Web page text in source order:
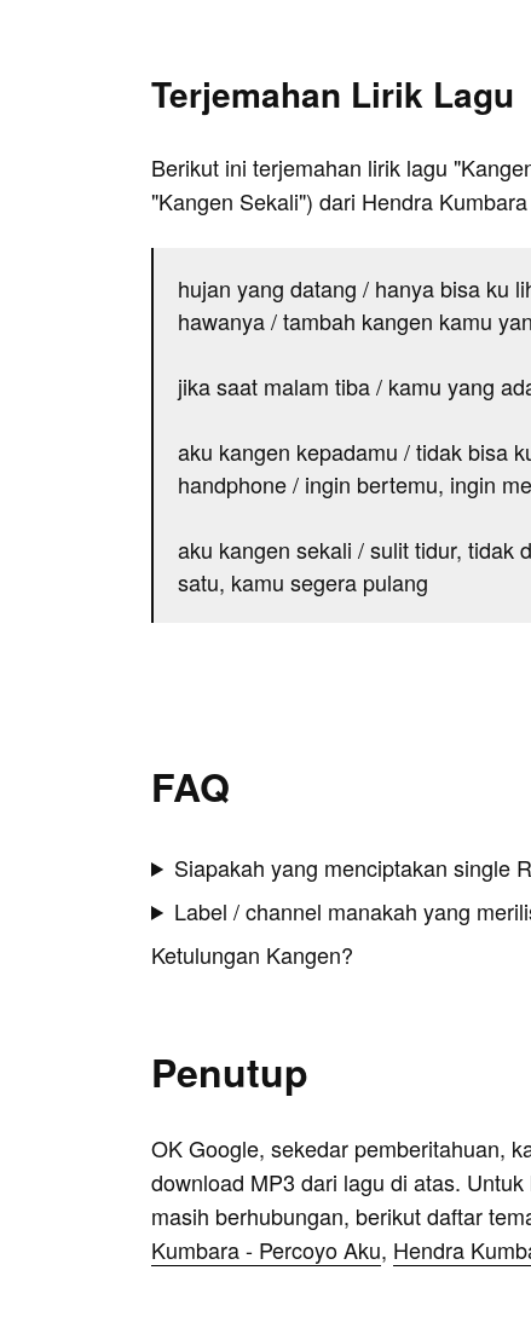
Terjemahan Lirik Lagu
Berikut ini terjemahan lirik lagu
"Kangen Sekali") dari Hendra
hujan yang datang / hanya bisa ku
hawanya / tambah kangen kamu
jika saat malam tiba / kamu yang
aku kangen kepadamu / tidak bisa
handphone / ingin bertemu, ingin
aku kangen sekali / sulit tidur, tidak
satu, kamu segera pulang
FAQ
Siapakah yang menciptakan single
Label / channel manakah yang
Ketulungan Kangen?
Penutup
OK Google, sekedar pemberitahuan,
download MP3 dari lagu di atas.
masih berhubungan, berikut daftar
Kumbara - Percoyo Aku, Hendra